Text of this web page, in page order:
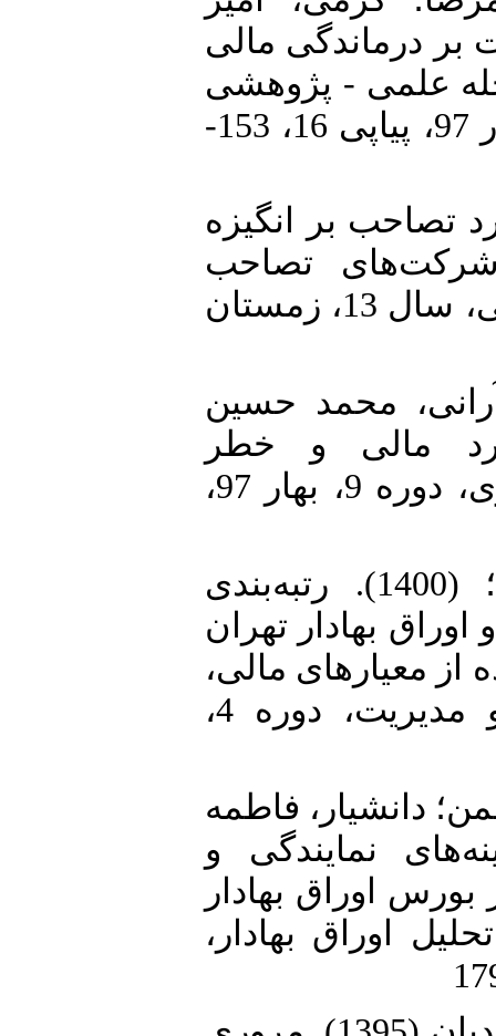
بر درماندگی مالی
علمی - پژوهشی
دانش حسابداری مالی، دوره 5، بهار 97، پیاپی 16، 153-
تأثیر راهبرد تصاحب بر انگیزه
تصاحب
شونده. پژوهش‌های حسابداری مالی، سال 13، زمستان
آرانی، محمد حسین
مالی و خطر
ورشکستگی، مجله دانش حسابداری، دوره 9، بهار 97،
11. دارابی، علی؛ دادبه، فاطمه؛ (1400). رتبه‌بندی
بهادار تهران
از معیارهای مالی،
فصلنامه چشم انداز حسابداری و مدیریت، دوره 4،
دانشیار، فاطمه
نمایندگی و
اوراق بهادار
اوراق بهادار،